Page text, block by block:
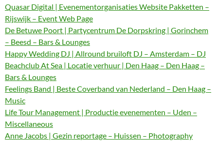
Quasar Digital | Evenementorganisaties Website Pakketten –
Rijswijk – Event Web Page
De Betuwe Poort | Partycentrum De Dorpskring | Gorinchem
– Beesd – Bars & Lounges
Happy Wedding DJ | Allround bruiloft DJ – Amsterdam – DJ
Beachclub At Sea | Locatie verhuur | Den Haag – Den Haag –
Bars & Lounges
Feelings Band | Beste Coverband van Nederland – Den Haag –
Music
Life Tour Management | Productie evenementen – Uden –
Miscellaneous
Anne Jacobs | Gezin reportage – Huissen – Photography